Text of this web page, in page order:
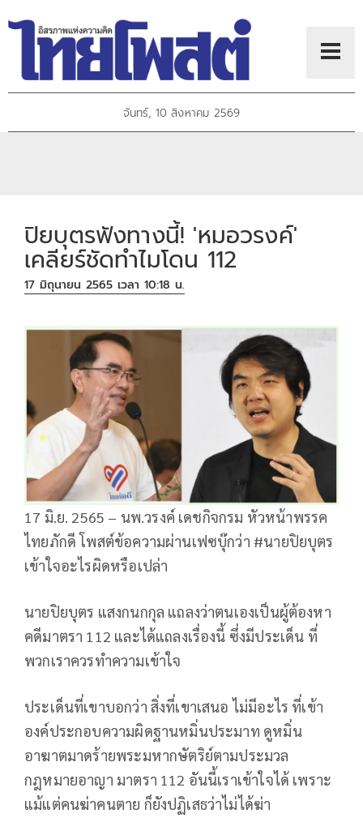
จันทร์, 10 สิงหาคม 2569
ปิยบุตรฟังทางนี้! 'หมอวรงค์'
เคลียร์ชัดทำไมโดน 112
17 มิถุนายน 2565 เวลา 10:18 น.
17 มิ.ย. 2565 – นพ.วรงค์ เดชกิจกรม หัวหน้าพรรค
ไทยภักดี โพสต์ข้อความผ่านเฟซบุ๊กว่า #นายปิยบุตร
เข้าใจอะไรผิดหรือเปล่า
นายปิยบุตร แสงกนกกุล แถลงว่าตนเองเป็นผู้ต้องหา
คดีมาตรา 112 และได้แถลงเรื่องนี้ ซึ่งมีประเด็น ที่
พวกเราควรทำความเข้าใจ
ประเด็นที่เขาบอกว่า สิ่งที่เขาเสนอ ไม่มีอะไร ที่เข้า
องค์ประกอบความผิดฐานหมิ่นประมาท ดูหมิ่น
อาฆาตมาดร้ายพระมหากษัตริย์ตามประมวล
กฎหมายอาญา มาตรา 112 อันนี้เราเข้าใจได้ เพราะ
แม้แต่คนฆ่าคนตาย ก็ยังปฏิเสธว่าไม่ได้ฆ่า